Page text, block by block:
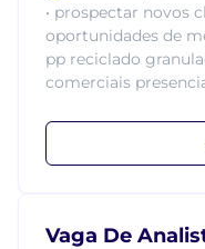
• prospectar novos
oportunidades de
pp reciclado
comerciais
Vaga De